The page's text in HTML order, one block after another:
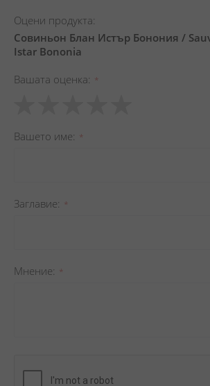
Оцени продукта:
Совиньон Блан Истър Бонония /
Istar Bononia
Вашата оценка
star
stars
stars
stars
stars
Вашето име
Заглавиe
Мнение